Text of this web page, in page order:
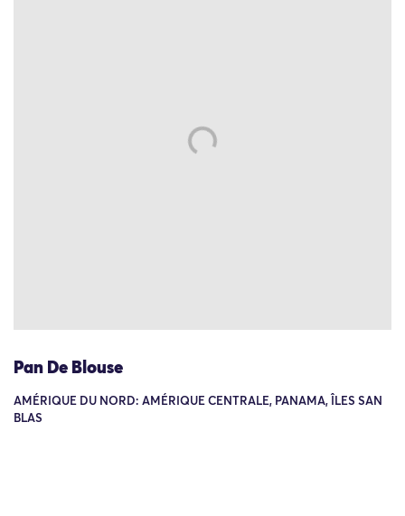
Pan De Blouse
AMÉRIQUE DU NORD: AMÉRIQUE CENTRALE, PANAMA, ÎLES SAN
BLAS